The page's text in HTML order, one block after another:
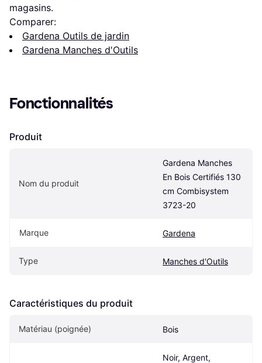
magasins.
Comparer:
Gardena Outils de jardin
Gardena Manches d'Outils
Fonctionnalités
Produit
Nom du produit
Gardena Manches
En Bois Certifiés 130
cm Combisystem
3723-20
Marque Gardena
Type Manches d'Outils
Caractéristiques du produit
Matériau (poignée) Bois
Noir, Argent,